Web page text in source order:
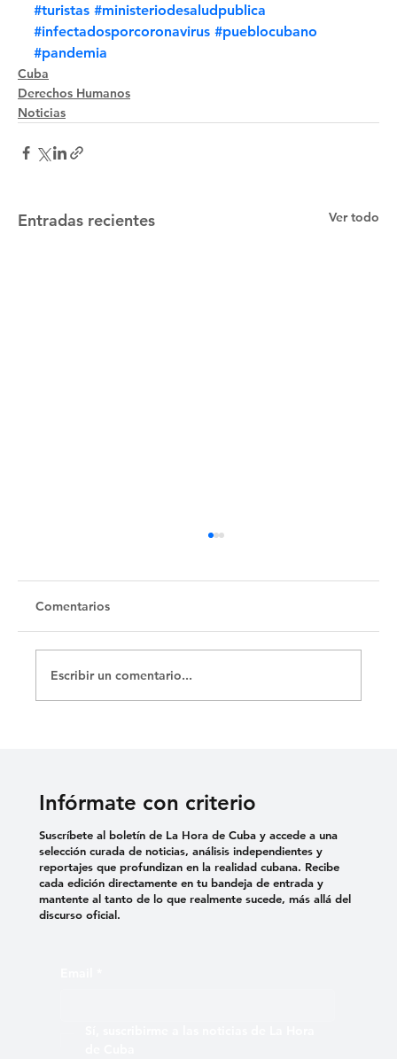
#turistas #ministeriodesaludpublica
#infectadosporcoronavirus #pueblocubano
#pandemia
Cuba
Derechos Humanos
Noticias
Entradas recientes Ver todo
Untitled
Comentarios
Escribir un comentario...
Infórmate con criterio
Suscríbete al boletín de La Hora de Cuba y accede a una
selección curada de noticias, análisis independientes y
reportajes que profundizan en la realidad cubana. Recibe
cada edición directamente en tu bandeja de entrada y
mantente al tanto de lo que realmente sucede, más allá del
discurso oficial.